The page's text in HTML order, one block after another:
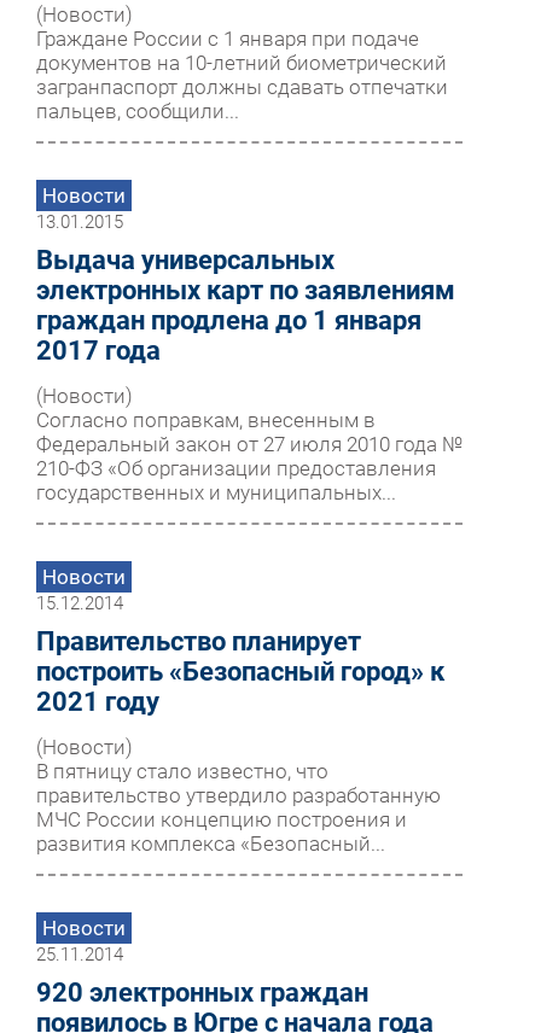
(Новости)
Граждане России с 1 января при подаче
документов на 10-летний биометрический
загранпаспорт должны сдавать отпечатки
пальцев, сообщили...
Новости
13.01.2015
Выдача универсальных
электронных карт по заявлениям
граждан продлена до 1 января
2017 года
(Новости)
Согласно поправкам, внесенным в
Федеральный закон от 27 июля 2010 года №
210-ФЗ «Об организации предоставления
государственных и муниципальных...
Новости
15.12.2014
Правительство планирует
построить «Безопасный город» к
2021 году
(Новости)
В пятницу стало известно, что
правительство утвердило разработанную
МЧС России концепцию построения и
развития комплекса «Безопасный...
Новости
25.11.2014
920 электронных граждан
появилось в Югре с начала года